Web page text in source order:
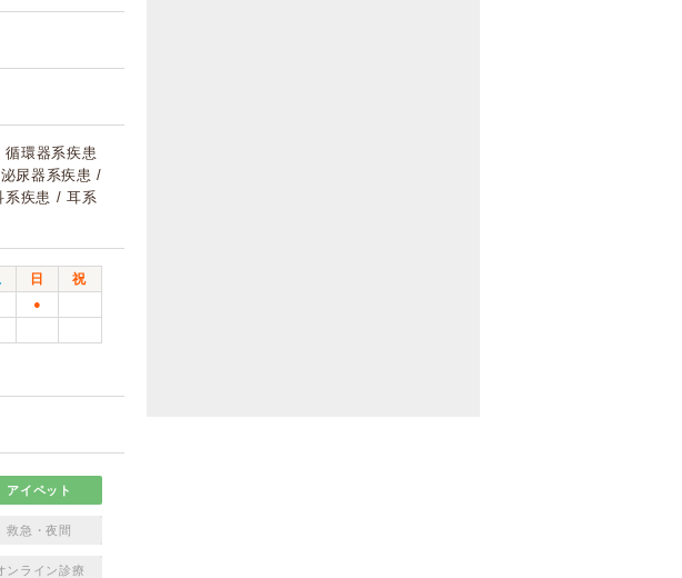
環器系疾患
尿器系疾患 /
系疾患 / 耳系
日
祝
●
アイペット
救急・夜間
ンライン診療